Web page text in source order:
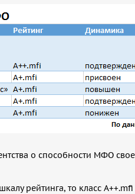
о способности МФО
рейтинга, то класс